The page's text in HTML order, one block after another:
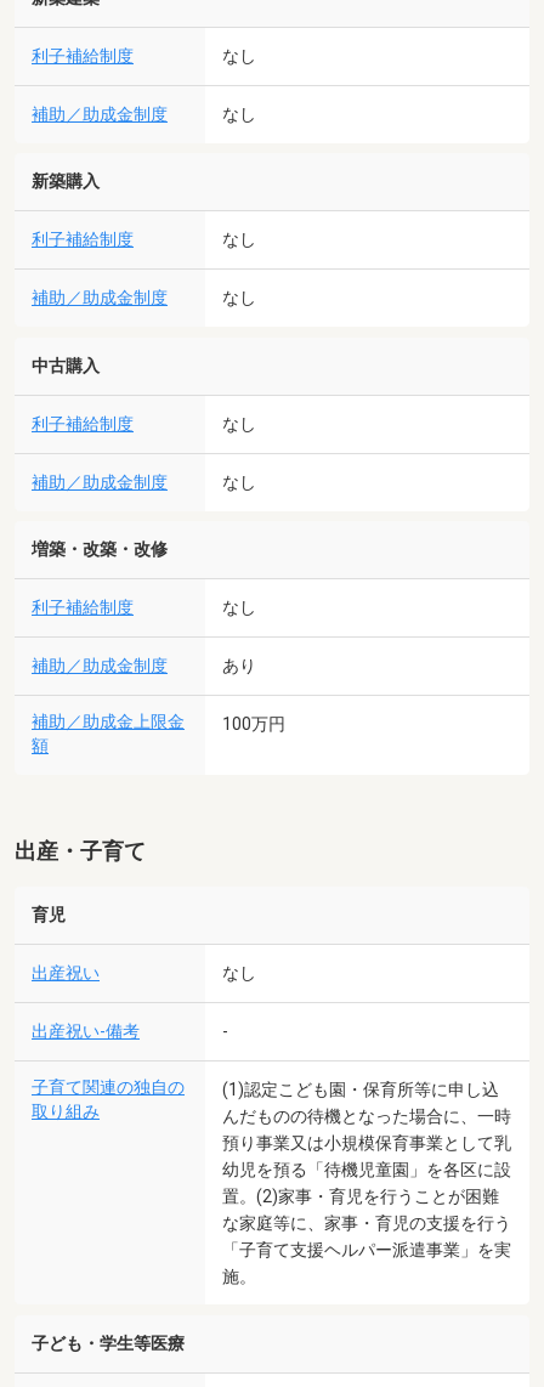
利子補給制度 なし
補助／助成金制度 なし
新築購入
利子補給制度 なし
補助／助成金制度 なし
中古購入
利子補給制度 なし
補助／助成金制度 なし
増築・改築・改修
利子補給制度 なし
補助／助成金制度 あり
補助／助成金上限金
額
100万円
出産・子育て
育児
出産祝い なし
出産祝い-備考 -
子育て関連の独自の
取り組み
(1)認定こども園・保育所等に申し込
んだものの待機となった場合に、一時
預り事業又は小規模保育事業として乳
幼児を預る「待機児童園」を各区に設
置。(2)家事・育児を行うことが困難
な家庭等に、家事・育児の支援を行う
「子育て支援ヘルパー派遣事業」を実
施。
子ども・学生等医療